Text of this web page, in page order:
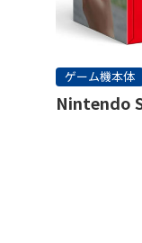
ゲーム機本体
Nintendo